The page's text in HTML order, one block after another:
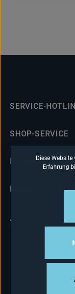
SERVICE-
SHOP-SERVICE
Alle
Diese
Erfahrung